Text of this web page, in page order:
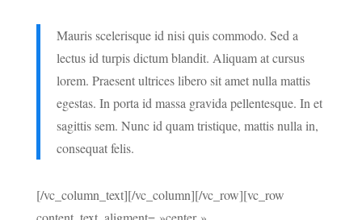
Mauris scelerisque id nisi quis commodo. Sed a
lectus id turpis dictum blandit. Aliquam at cursus
lorem. Praesent ultrices libero sit amet nulla mattis
egestas. In porta id massa gravida pellentesque. In et
sagittis sem. Nunc id quam tristique, mattis nulla in,
consequat felis.
[/vc_column_text][/vc_column][/vc_row][vc_row